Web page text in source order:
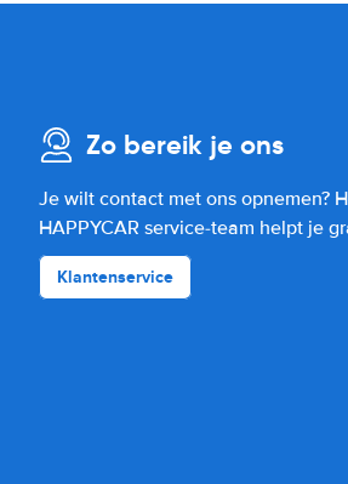
Zo bereik je ons
Je wilt contact met ons opnemen?
HAPPYCAR service-team helpt je
Klantenservice